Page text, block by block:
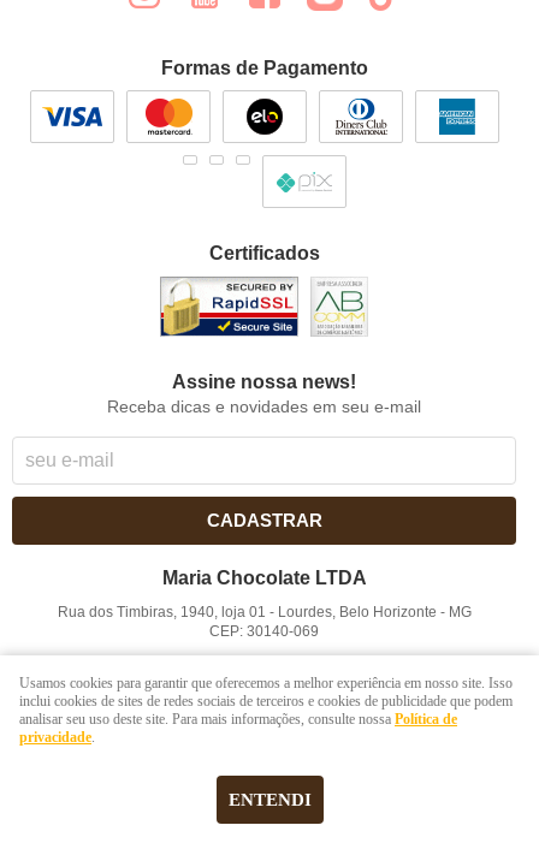
Formas de Pagamento
Certificados
Assine nossa news!
Receba dicas e novidades em seu e-mail
CADASTRAR
Maria Chocolate LTDA
Rua dos Timbiras, 1940, loja 01 - Lourdes, Belo Horizonte - MG
CEP: 30140-069
LOJA VIRTUAL CRIADA POR
Usamos cookies para garantir que oferecemos a melhor experiência em nosso site. Isso
inclui cookies de sites de redes sociais de terceiros e cookies de publicidade que podem
analisar seu uso deste site. Para mais informações, consulte nossa Política de
privacidade.
ENTENDI